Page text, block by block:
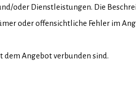
oder Dienstleistungen. Die
oder offensichtliche Fehler im
dem Angebot verbunden sind.